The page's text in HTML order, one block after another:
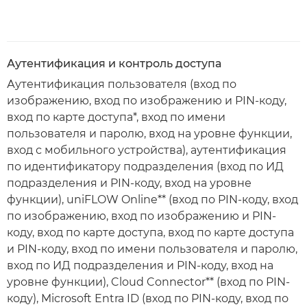
Аутентификация и контроль доступа
Аутентификация пользователя (вход по
изображению, вход по изображению и PIN-коду,
вход по карте доступа*, вход по имени
пользователя и паролю, вход на уровне функции,
вход с мобильного устройства), аутентификация
по идентификатору подразделения (вход по ИД
подразделения и PIN-коду, вход на уровне
функции), uniFLOW Online** (вход по PIN-коду, вход
по изображению, вход по изображению и PIN-
коду, вход по карте доступа, вход по карте доступа
и PIN-коду, вход по имени пользователя и паролю,
вход по ИД подразделения и PIN-коду, вход на
уровне функции), Cloud Connector** (вход по PIN-
коду), Microsoft Entra ID (вход по PIN-коду, вход по